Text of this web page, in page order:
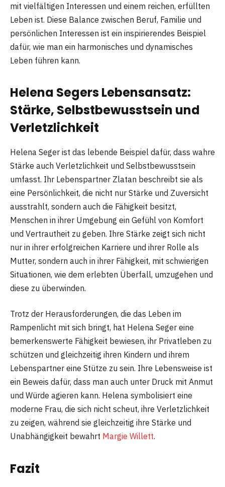
mit vielfältigen Interessen und einem reichen, erfüllten
Leben ist. Diese Balance zwischen Beruf, Familie und
persönlichen Interessen ist ein inspirierendes Beispiel
dafür, wie man ein harmonisches und dynamisches
Leben führen kann.
Helena Segers Lebensansatz:
Stärke, Selbstbewusstsein und
Verletzlichkeit
Helena Seger ist das lebende Beispiel dafür, dass wahre
Stärke auch Verletzlichkeit und Selbstbewusstsein
umfasst. Ihr Lebenspartner Zlatan beschreibt sie als
eine Persönlichkeit, die nicht nur Stärke und Zuversicht
ausstrahlt, sondern auch die Fähigkeit besitzt,
Menschen in ihrer Umgebung ein Gefühl von Komfort
und Vertrautheit zu geben. Ihre Stärke zeigt sich nicht
nur in ihrer erfolgreichen Karriere und ihrer Rolle als
Mutter, sondern auch in ihrer Fähigkeit, mit schwierigen
Situationen, wie dem erlebten Überfall, umzugehen und
diese zu überwinden.
Trotz der Herausforderungen, die das Leben im
Rampenlicht mit sich bringt, hat Helena Seger eine
bemerkenswerte Fähigkeit bewiesen, ihr Privatleben zu
schützen und gleichzeitig ihren Kindern und ihrem
Lebenspartner eine Stütze zu sein. Ihre Lebensweise ist
ein Beweis dafür, dass man auch unter Druck mit Anmut
und Würde agieren kann. Helena symbolisiert eine
moderne Frau, die sich nicht scheut, ihre Verletzlichkeit
zu zeigen, während sie gleichzeitig ihre Stärke und
Unabhängigkeit bewahrt Margie Willett.
Fazit